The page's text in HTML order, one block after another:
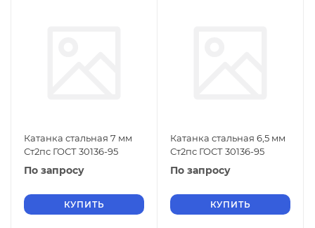
Катанка стальная 7 мм
Ст2пс ГОСТ 30136-95
По запросу
КУПИТЬ
Катанка стальная 6,5 мм
Ст2пс ГОСТ 30136-95
По запросу
КУПИТЬ